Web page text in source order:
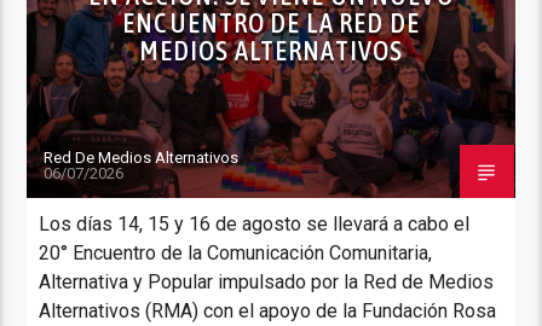
ENCUENTRO DE LA RED DE
MEDIOS ALTERNATIVOS
Red De Medios Alternativos
06/07/2026
Los días 14, 15 y 16 de agosto se llevará a cabo el
20° Encuentro de la Comunicación Comunitaria,
Alternativa y Popular impulsado por la Red de Medios
Alternativos (RMA) con el apoyo de la Fundación Rosa